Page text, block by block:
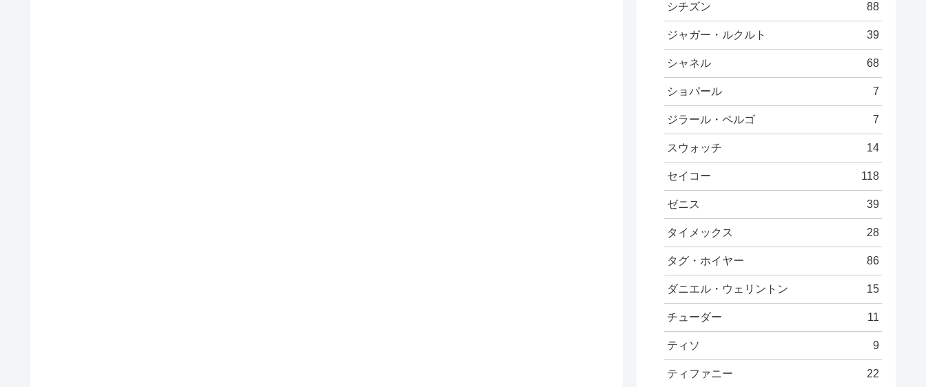
シチズン 88
ジャガー・ルクルト 39
シャネル 68
ショパール 7
ジラール・ペルゴ 7
スウォッチ 14
セイコー 118
ゼニス 39
タイメックス 28
タグ・ホイヤー 86
ダニエル・ウェリントン 15
チューダー 11
ティソ 9
ティファニー 22